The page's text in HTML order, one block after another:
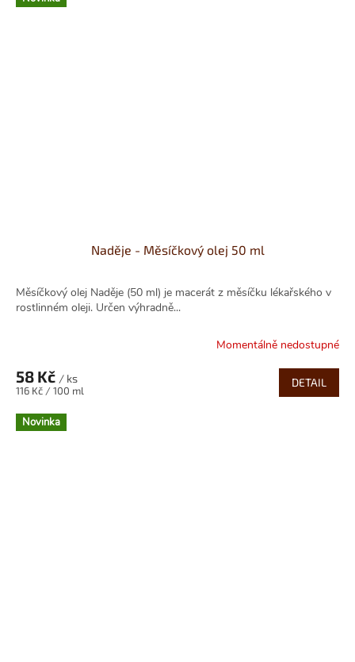
Naděje - Měsíčkový olej 50 ml
Měsíčkový olej Naděje (50 ml) je macerát z měsíčku lékařského v
rostlinném oleji. Určen výhradně...
Momentálně nedostupné
58 Kč / ks
Měrná
116 Kč / 100 ml
DETAIL
Novinka